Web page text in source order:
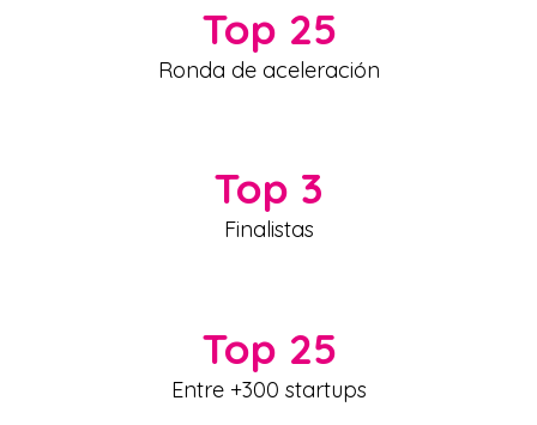
Top 25
Ronda de aceleración
Top 3
Finalistas
Top 25
Entre +300 startups